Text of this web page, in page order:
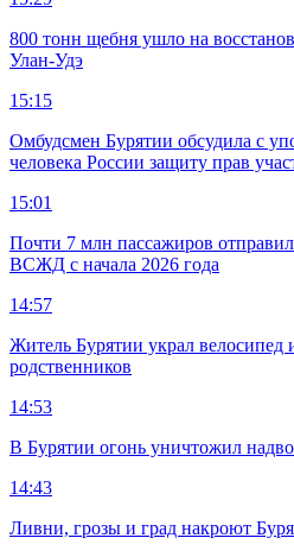
800 тонн щебня ушло на
Улан-Удэ
15:15
Омбудсмен Бурятии обсудила с
человека России защиту прав
15:01
Почти 7 млн пассажиров
ВСЖД с начала 2026 года
14:57
Житель Бурятии украл велосипед
родственников
14:53
В Бурятии огонь уничтожил
14:43
Ливни, грозы и град накроют